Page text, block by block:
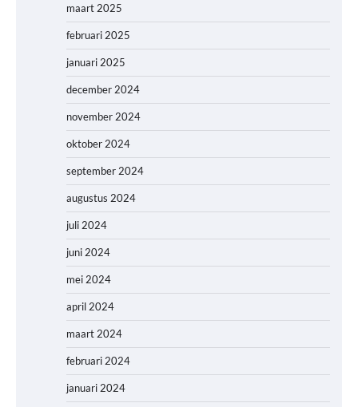
maart 2025
februari 2025
januari 2025
december 2024
november 2024
oktober 2024
september 2024
augustus 2024
juli 2024
juni 2024
mei 2024
april 2024
maart 2024
februari 2024
januari 2024